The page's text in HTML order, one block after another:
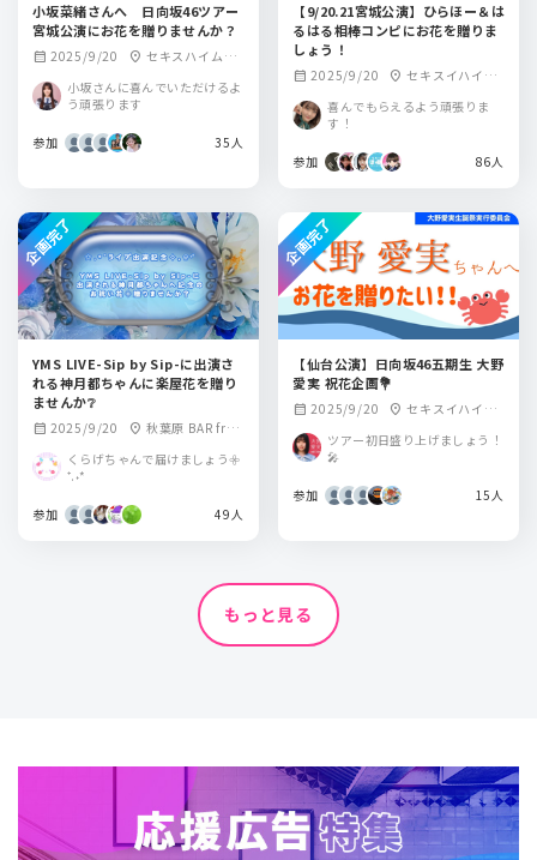
小坂菜緒さんへ 日向坂46ツアー
宮城公演にお花を贈りませんか？
calendar_month 2025/9/20 location_on セキスハイムス
小坂さんに喜んでいただけるよ
う頑張ります
参加 35人
【9/20.21宮城公演】ひらほー＆は
るはる相棒コンピにお花を贈りま
しょう！
calendar_month 2025/9/20 location_on セキスイハイム
喜んでもらえるよう頑張りま
す！
参加 86人
YMS LIVE-Sip by Sip-に出演さ
れる神月都ちゃんに楽屋花を贈り
ませんか❔
calendar_month 2025/9/20 location_on 秋葉原 BAR fro
くらげちゃんで届けましょう𖧷
⁺.˖*
参加 49人
企画完了
【仙台公演】日向坂46五期生 大野
愛実 祝花企画💐
calendar_month 2025/9/20 location_on セキスイハイム
ツアー初日盛り上げましょう！
🎤
参加 15人
企画完了
もっと見る